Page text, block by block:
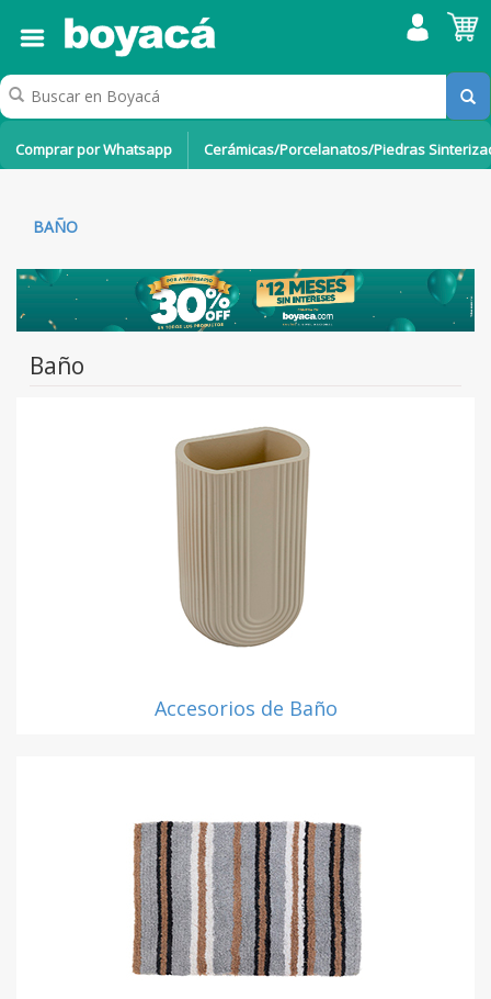
Comprar por Whatsapp Cerámicas/Porcelanatos/Piedras
BAÑO
Baño
Accesorios de Baño